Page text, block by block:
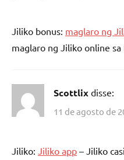
Jiliko bonus: maglaro ng
maglaro ng Jiliko online sa
Scottlix disse:
11 de agosto de
Jiliko: Jiliko app – Jiliko